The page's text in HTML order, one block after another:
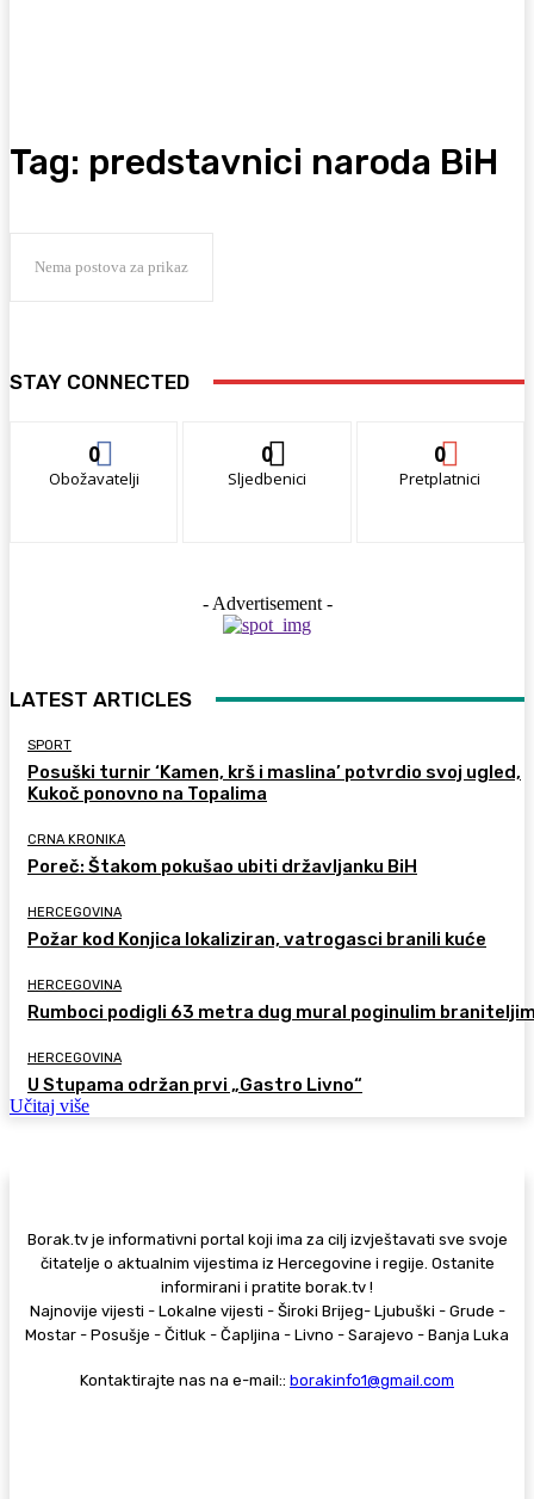
Tag: predstavnici naroda BiH
Nema postova za prikaz
STAY CONNECTED
0
Obožavatelji
0
Sljedbenici
0
Pretplatnici
- Advertisement -
LATEST ARTICLES
SPORT
Posuški turnir ‘Kamen, krš i maslina’ potvrdio svoj ugled,
Kukoč ponovno na Topalima
CRNA KRONIKA
Poreč: Štakom pokušao ubiti državljanku BiH
HERCEGOVINA
Požar kod Konjica lokaliziran, vatrogasci branili kuće
HERCEGOVINA
Rumboci podigli 63 metra dug mural poginulim
HERCEGOVINA
U Stupama održan prvi „Gastro Livno“
Učitaj više
Borak.tv je informativni portal koji ima za cilj izvještavati sve svoje
čitatelje o aktualnim vijestima iz Hercegovine i regije. Ostanite
informirani i pratite borak.tv !
Najnovije vijesti - Lokalne vijesti - Široki Brijeg- Ljubuški - Grude -
Mostar - Posušje - Čitluk - Čapljina - Livno - Sarajevo - Banja Luka
Kontaktirajte nas na e-mail:: borakinfo1@gmail.com